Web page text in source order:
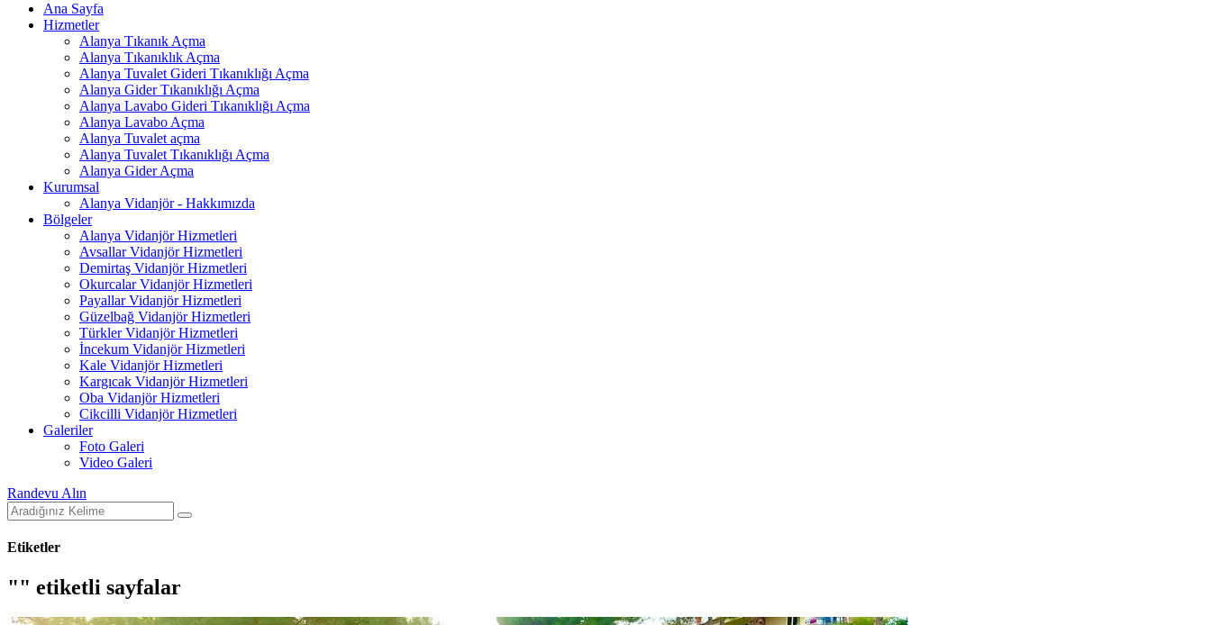
Ana Sayfa
Hizmetler
Alanya Tıkanık Açma
Alanya Tıkanıklık Açma
Alanya Tuvalet Gideri Tıkanıklığı Açma
Alanya Gider Tıkanıklığı Açma
Alanya Lavabo Gideri Tıkanıklığı Açma
Alanya Lavabo Açma
Alanya Tuvalet açma
Alanya Tuvalet Tıkanıklığı Açma
Alanya Gider Açma
Kurumsal
Alanya Vidanjör - Hakkımızda
Bölgeler
Alanya Vidanjör Hizmetleri
Avsallar Vidanjör Hizmetleri
Demirtaş Vidanjör Hizmetleri
Okurcalar Vidanjör Hizmetleri
Payallar Vidanjör Hizmetleri
Güzelbağ Vidanjör Hizmetleri
Türkler Vidanjör Hizmetleri
İncekum Vidanjör Hizmetleri
Kale Vidanjör Hizmetleri
Kargıcak Vidanjör Hizmetleri
Oba Vidanjör Hizmetleri
Cikcilli Vidanjör Hizmetleri
Galeriler
Foto Galeri
Video Galeri
Randevu Alın
Etiketler
"" etiketli sayfalar